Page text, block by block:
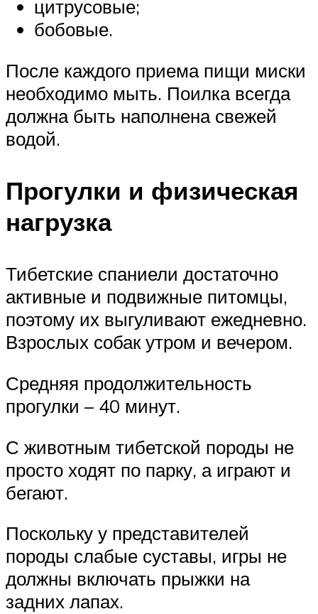
цитрусовые;
бобовые.
После каждого приема пищи миски
необходимо мыть. Поилка всегда
должна быть наполнена свежей
водой.
Прогулки и физическая
нагрузка
Тибетские спаниели достаточно
активные и подвижные питомцы,
поэтому их выгуливают ежедневно.
Взрослых собак утром и вечером.
Средняя продолжительность
прогулки – 40 минут.
С животным тибетской породы не
просто ходят по парку, а играют и
бегают.
Поскольку у представителей
породы слабые суставы, игры не
должны включать прыжки на
задних лапах.